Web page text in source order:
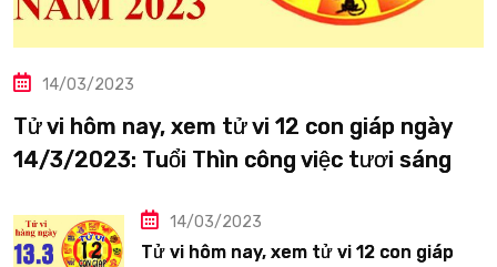
14/03/2023
Tử vi hôm nay, xem tử vi 12 con giáp ngày
14/3/2023: Tuổi Thìn công việc tươi sáng
14/03/2023
Tử vi hôm nay, xem tử vi 12 con giáp